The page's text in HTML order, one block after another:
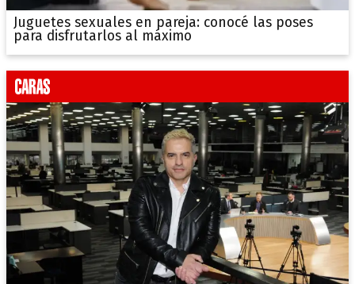
Juguetes sexuales en pareja: conocé las poses
para disfrutarlos al máximo